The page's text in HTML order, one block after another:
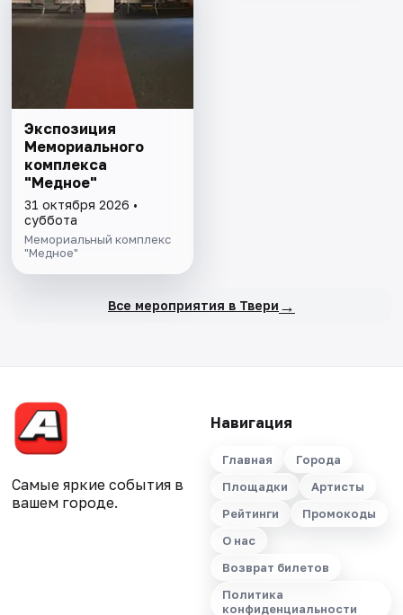
Экспозиция
Мемориального
комплекса
"Медное"
31 октября 2026 •
суббота
Мемориальный комплекс
"Медное"
Все мероприятия в Твери →
Самые яркие события в
вашем городе.
Навигация
Главная
Города
Площадки
Артисты
Рейтинги
Промокоды
О нас
Возврат билетов
Политика
конфиденциальности